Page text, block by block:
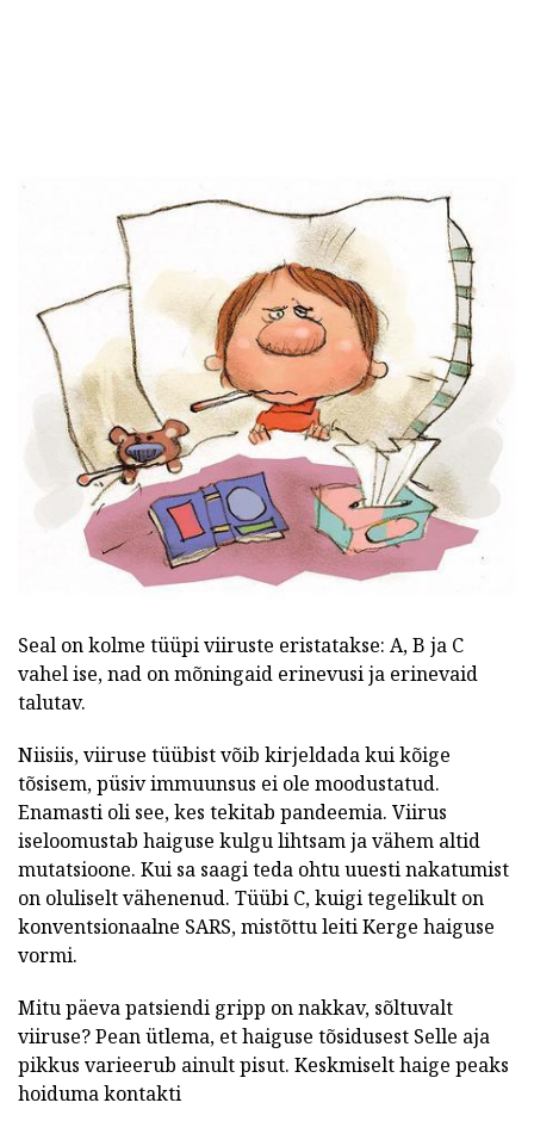
Seal on kolme tüüpi viiruste eristatakse: A, B ja C
vahel ise, nad on mõningaid erinevusi ja erinevaid
talutav.
Niisiis, viiruse tüübist võib kirjeldada kui kõige
tõsisem, püsiv immuunsus ei ole moodustatud.
Enamasti oli see, kes tekitab pandeemia. Viirus
iseloomustab haiguse kulgu lihtsam ja vähem altid
mutatsioone. Kui sa saagi teda ohtu uuesti nakatumist
on oluliselt vähenenud. Tüübi C, kuigi tegelikult on
konventsionaalne SARS, mistõttu leiti Kerge haiguse
vormi.
Mitu päeva patsiendi gripp on nakkav, sõltuvalt
viiruse? Pean ütlema, et haiguse tõsidusest Selle aja
pikkus varieerub ainult pisut. Keskmiselt haige peaks
hoiduma kontakti